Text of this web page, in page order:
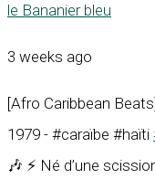
le Bananier bleu
3 weeks ago
[Afro Caribbean
1979 - #caraïbe #haïti
🎶 ⚡ Né d’une